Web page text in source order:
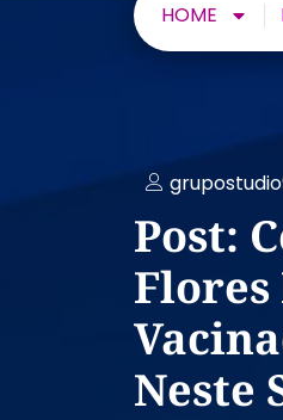
HOME
Post:
Flores
Neste